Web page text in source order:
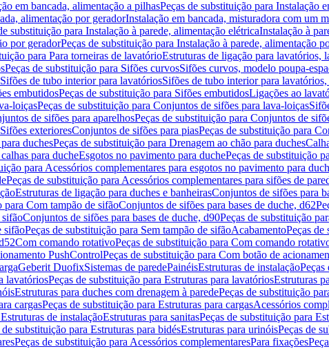
em bancada, alimentação a pilhasPeças de substituição para Instalação
alimentação por geradorInstalação em bancada, misturadora com um
substituição para Instalação à parede, alimentação elétricaInstalação à
por geradorPeças de substituição para Instalação à parede, alimentação
para Para torneiras de lavatórioEstruturas de ligação para lavatórios,
Peças de substituição para Sifões curvosSifões curvos, modelo poupa-
de tubo interior para lavatóriosSifões de tubo interior para
embutidosPeças de substituição para Sifões embutidosLigações ao
loiçasPeças de substituição para Conjuntos de sifões para lava-loiças
de sifões para aparelhosPeças de substituição para Conjuntos de
exterioresConjuntos de sifões para piasPeças de substituição para
duchesPeças de substituição para Drenagem ao chão para duches
para ducheEsgotos no pavimento para duchePeças de substituição
para Acessórios complementares para esgotos no pavimento para
Peças de substituição para Acessórios complementares para sifões de
Estruturas de ligação para duches e banheirasConjuntos de sifões para
para Com tampão de sifãoConjuntos de sifões para bases de duche, d62
sifãoConjuntos de sifões para bases de duche, d90Peças de substituição
sifãoPeças de substituição para Sem tampão de sifãoAcabamentoPeças de
Com comando rotativoPeças de substituição para Com comando
PushControlPeças de substituição para Com botão de
Geberit DuofixSistemas de paredePainéisEstruturas de instalaçãoPeças
lavatóriosPeças de substituição para Estruturas para lavatóriosEstruturas
Estruturas para duches com drenagem à paredePeças de substituição
cargasPeças de substituição para Estruturas para cargasAcessórios
de instalaçãoEstruturas para sanitasPeças de substituição para
de substituição para Estruturas para bidésEstruturas para urinóisPeças de
Peças de substituição para Acessórios complementaresPara fixações